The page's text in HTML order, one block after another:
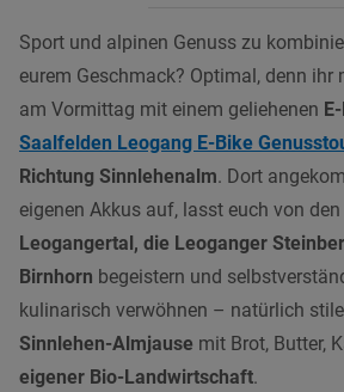
Sport und alpinen Genuss zu
eurem Geschmack? Optimal, denn ihr
am Vormittag mit einem geliehenen
Saalfelden Leogang E-Bike
Richtung Sinnlehenalm. Dort
eigenen Akkus auf, lasst euch von den
Leogangertal, die Leoganger
Birnhorn begeistern und
kulinarisch verwöhnen – natürlich
Sinnlehen-Almjause mit Brot, Butter,
eigener Bio-Landwirtschaft.